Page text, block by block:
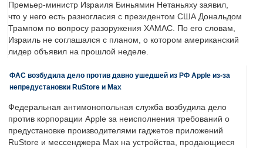
Премьер-министр Израиля Биньямин Нетаньяху заявил,
что у него есть разногласия с президентом США Дональдом
Трампом по вопросу разоружения ХАМАС. По его словам,
Израиль не соглашался с планом, о котором американский
лидер объявил на прошлой неделе.
ФАС возбудила дело против давно ушедшей из РФ Apple из-за
непредустановки RuStore и Max
Федеральная антимонопольная служба возбудила дело
против корпорации Apple за неисполнения требований о
предустановке производителями гаджетов приложений
RuStore и мессенджера Max на устройства, продающиеся